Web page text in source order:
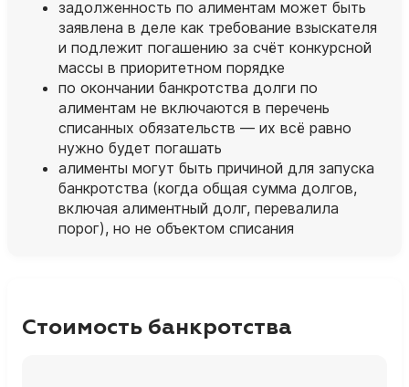
задолженность по алиментам может быть
заявлена в деле как требование взыскателя
и подлежит погашению за счёт конкурсной
массы в приоритетном порядке
по окончании банкротства долги по
алиментам не включаются в перечень
списанных обязательств — их всё равно
нужно будет погашать
алименты могут быть причиной для запуска
банкротства (когда общая сумма долгов,
включая алиментный долг, перевалила
порог), но не объектом списания
Стоимость банкротства